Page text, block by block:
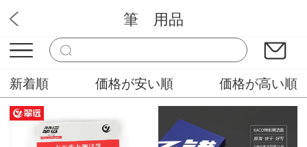
文房具屋
筆 用品
新着順 価格が安い順 価格が高い順